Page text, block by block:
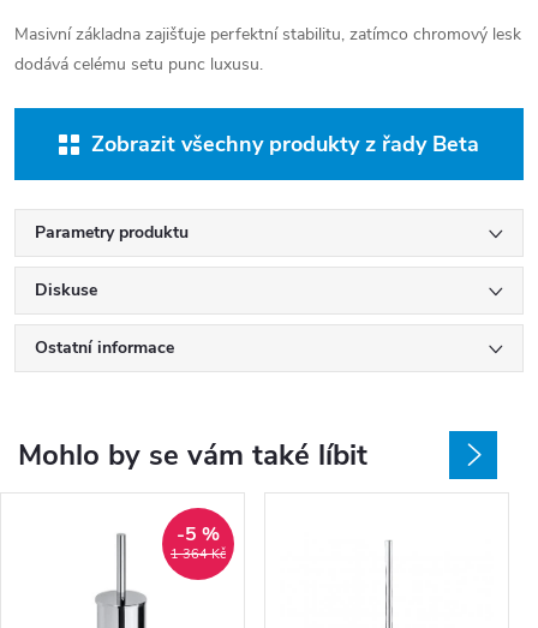
Masivní základna zajišťuje perfektní stabilitu, zatímco chromový lesk
dodává celému setu punc luxusu.
Zobrazit všechny produkty z řady Beta
Parametry produktu
Diskuse
Ostatní informace
Mohlo by se vám také líbit
1 364 Kč
-5 %